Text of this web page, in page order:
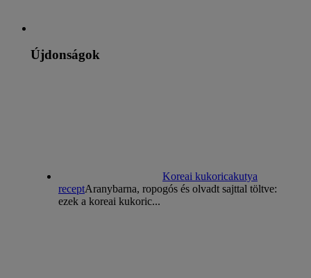
Újdonságok
Koreai kukoricakutya
receptAranybarna, ropogós és olvadt sajttal töltve:
ezek a koreai kukoric...